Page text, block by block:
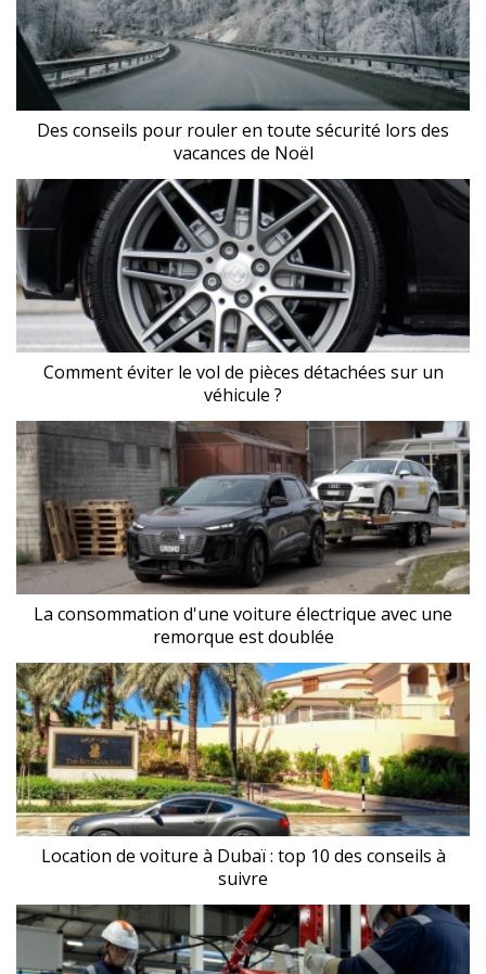
Des conseils pour rouler en toute sécurité lors des
vacances de Noël
Comment éviter le vol de pièces détachées sur un
véhicule ?
La consommation d'une voiture électrique avec une
remorque est doublée
Location de voiture à Dubaï : top 10 des conseils à
suivre